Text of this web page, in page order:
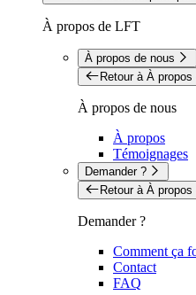
À propos de LFT
À propos de nous
Retour à À propos
À propos de nous
À propos
Témoignages
Demander ?
Retour à À propos
Demander ?
Comment ça
Contact
FAQ